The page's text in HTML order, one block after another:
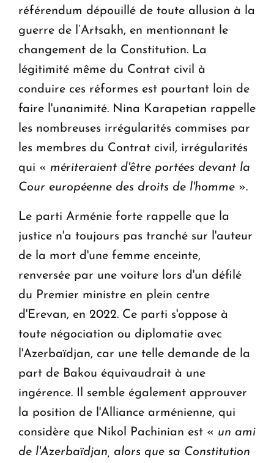
référendum dépouillé de toute allusion à la
guerre de l’Artsakh, en mentionnant le
changement de la Constitution. La
légitimité même du Contrat civil à
conduire ces réformes est pourtant loin de
faire l'unanimité. Nina Karapetian rappelle
les nombreuses irrégularités commises par
les membres du Contrat civil, irrégularités
qui « mériteraient d'être portées devant la
Cour européenne des droits de l'homme ».
Le parti Arménie forte rappelle que la
justice n'a toujours pas tranché sur l'auteur
de la mort d'une femme enceinte,
renversée par une voiture lors d'un défilé
du Premier ministre en plein centre
d'Erevan, en 2022. Ce parti s'oppose à
toute négociation ou diplomatie avec
l'Azerbaïdjan, car une telle demande de la
part de Bakou équivaudrait à une
ingérence. Il semble également approuver
la position de l'Alliance arménienne, qui
considère que Nikol Pachinian est « un ami
de l'Azerbaïdjan, alors que sa Constitution